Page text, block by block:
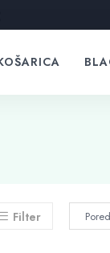
Filter